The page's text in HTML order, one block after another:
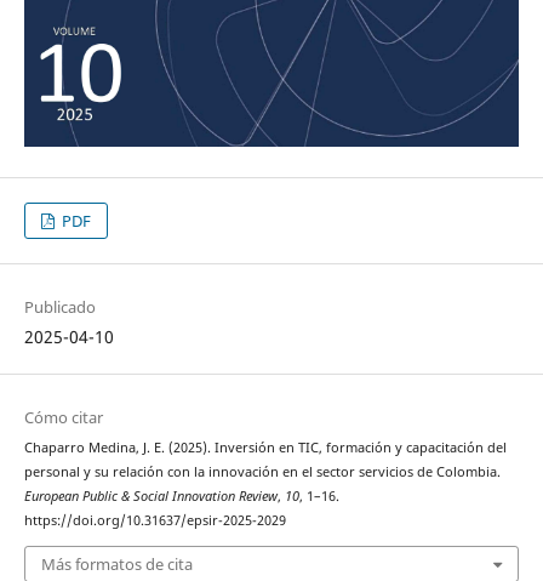
PDF
Publicado
2025-04-10
Cómo citar
Chaparro Medina, J. E. (2025). Inversión en TIC, formación y capacitación del
personal y su relación con la innovación en el sector servicios de Colombia.
European Public & Social Innovation Review, 10, 1–16.
https://doi.org/10.31637/epsir-2025-2029
Más formatos de cita